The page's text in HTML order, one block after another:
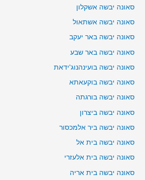
סאונה יבשה אשקלון
סאונה יבשה אשתאול
סאונה יבשה באר יעקב
סאונה יבשה באר שבע
סאונה יבשה בועינהנוג'ידאת
סאונה יבשה בוקעאתא
סאונה יבשה בורגתה
סאונה יבשה ביצרון
סאונה יבשה ביר אלמכסור
סאונה יבשה בית אל
סאונה יבשה בית אלעזרי
סאונה יבשה בית אריה